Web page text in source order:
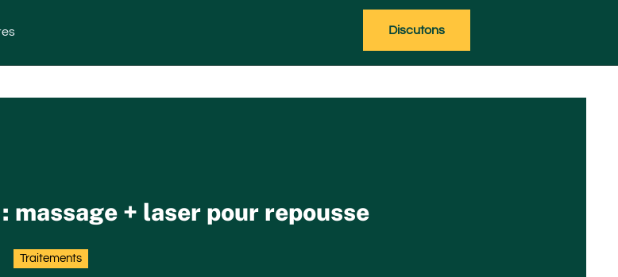
Discutons
massage + laser pour repousse
Traitements